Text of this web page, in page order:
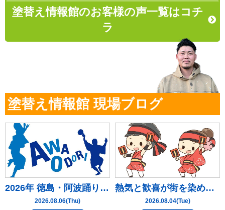
塗替え情報館のお客様の声一覧はコチ
ラ
塗替え情報館 現場ブログ
2026年 徳島・阿波踊り完全ガイド【2026年８月６日更新】｜静岡県沼津市・三島市・富士市・静岡市の外壁塗装・屋根塗装専門店 塗替え情報館
2026.08.06(Thu)
熱気と歓喜が街を染める！「高知よさこい祭り」完全ガイド＜歴史・特徴・見どころ＞【2026年８月４日更新】｜静岡県沼津市・三島市・富士市・静岡市の外壁塗装・屋根塗装専門店 塗替え情報館
2026.08.04(Tue)